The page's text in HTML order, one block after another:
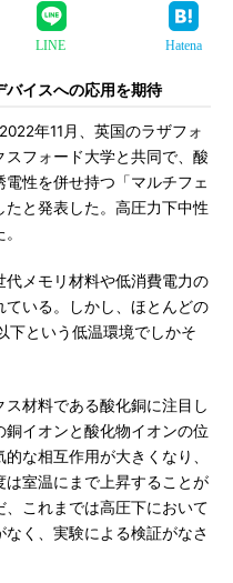
LINE Hatena
バイスへの応用を期待
年11月、英国のラザフォ
フォード大学と共同で、酸
性を併せ持つ「マルチフェ
と発表した。高圧力下中性
メモリ材料や低消費電力の
いる。しかし、ほとんどの
下という低温環境でしかそ
材料である酸化銅に注目し
イオンと酸化物イオンの位
な相互作用が大きくなり、
室温にまで上昇することが
これまでは高圧下において
く、実験による検証がなさ